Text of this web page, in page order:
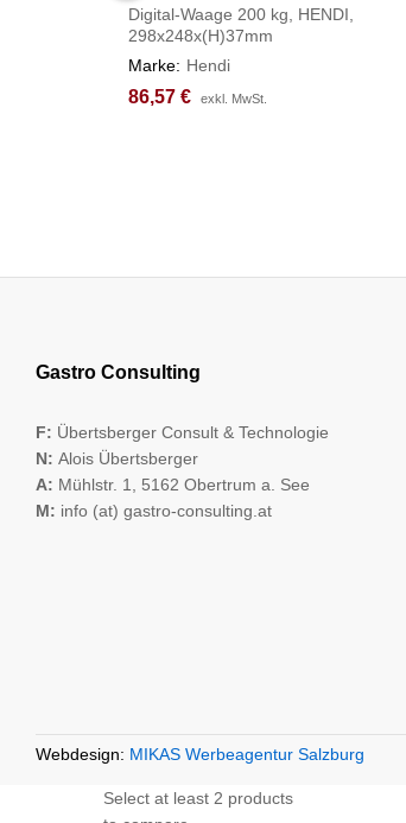
Digital-Waage 200 kg, HENDI,
298x248x(H)37mm
Marke: Hendi
86,57 € exkl. MwSt.
86,57 € exkl. MwSt.
Gastro Consulting
F: Übertsberger Consult & Technologie
N: Alois Übertsberger
A: Mühlstr. 1, 5162 Obertrum a. See
M: info (at) gastro-consulting.at
Webdesign: MIKAS Werbeagentur Salzburg
Select at least 2 products